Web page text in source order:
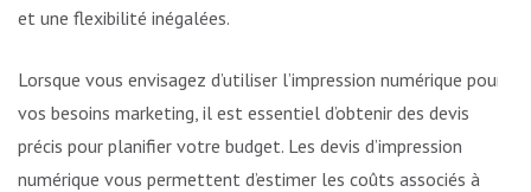
et une flexibilité inégalées.
Lorsque vous envisagez d’utiliser l’impression numérique pour
vos besoins marketing, il est essentiel d’obtenir des devis
précis pour planifier votre budget. Les devis d’impression
numérique vous permettent d’estimer les coûts associés à